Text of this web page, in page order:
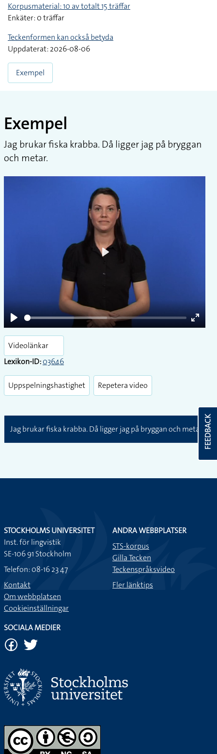
Korpusmaterial: 10 av totalt 15 träffar
Enkäter: 0 träffar
Teckenformen kan också betyda
Uppdaterat: 2026-08-06
Exempel
Exempel
Jag brukar fiska krabba. Då ligger jag på bryggan
och metar.
Play
Enter
Videolänkar
Lexikon-ID:03646
Uppspelningshastighet Repetera video
Jag brukar fiska krabba. Då ligger jag på bryggan och metar. FEEDBACK
STOCKHOLMS UNIVERSITET
Inst. för lingvistik
SE-106 91 Stockholm
Telefon: 08-16 23 47
Kontakt
Om webbplatsen
Cookieinställningar
ANDRA WEBBPLATSER
STS-korpus
Gilla Tecken
Teckenspråksvideo
Fler länktips
SOCIALA MEDIER